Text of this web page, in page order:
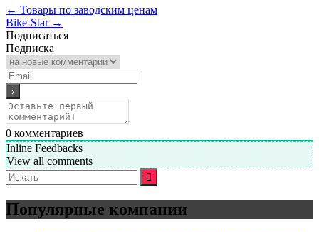
← Товары по заводским ценам
Bike-Star →
Подписаться
Подписка
0 комментариев
Inline Feedbacks
View all comments
Искать:
Популярные компании